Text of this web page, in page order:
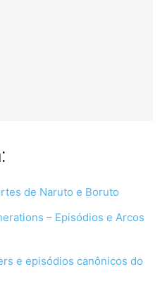
de Naruto e Boruto
– Episódios e Arcos
e episódios canônicos do